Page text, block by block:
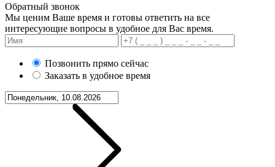
Обратный звонок
Мы ценим Ваше время и готовы ответить на все
интересующие вопросы в удобное для Вас время.
Позвонить прямо сейчас
Заказать в удобное время